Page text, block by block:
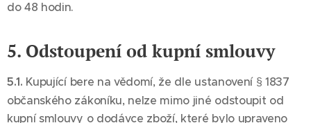
do 48 hodin.
5. Odstoupení od kupní smlouvy
5.1. Kupující bere na vědomí, že dle ustanovení § 1837
občanského zákoníku, nelze mimo jiné odstoupit od
kupní smlouvy o dodávce zboží, které bylo upraveno